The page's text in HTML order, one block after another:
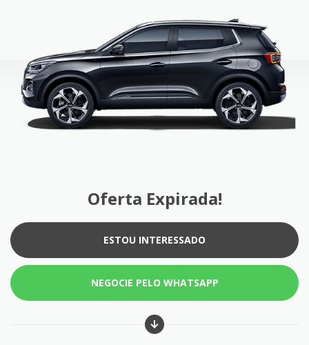
Oferta Expirada!
ESTOU INTERESSADO
NEGOCIE PELO WHATSAPP